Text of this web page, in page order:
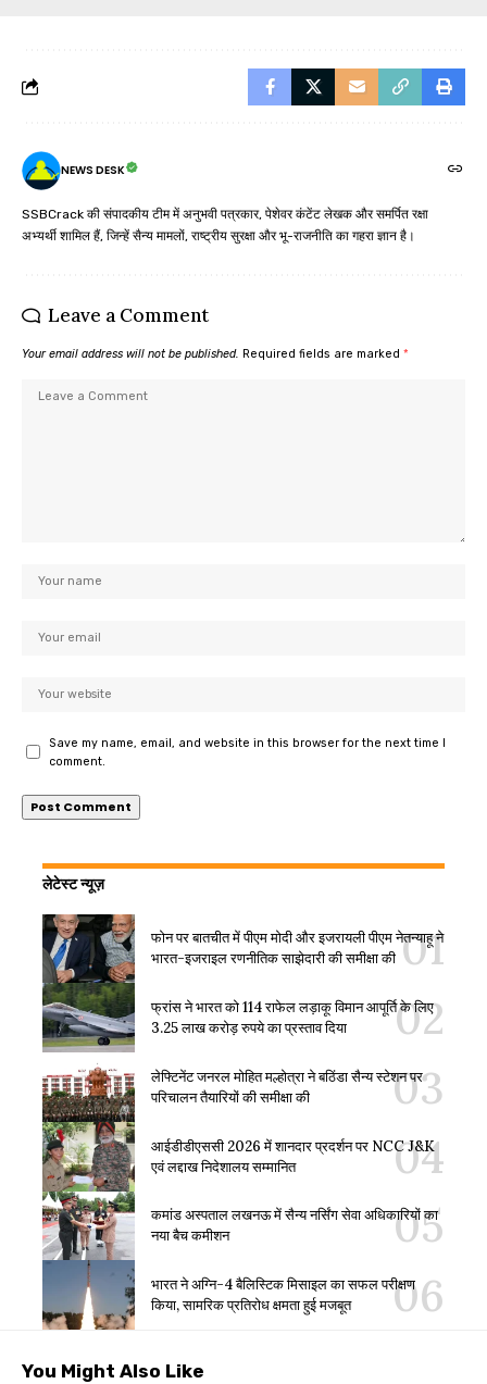
NEWS DESK
SSBCrack की संपादकीय टीम में अनुभवी पत्रकार, पेशेवर कंटेंट लेखक और समर्पित रक्षा
अभ्यर्थी शामिल हैं, जिन्हें सैन्य मामलों, राष्ट्रीय सुरक्षा और भू-राजनीति का गहरा ज्ञान है।
Leave a Comment
Your email address will not be published. Required fields are marked *
Save my name, email, and website in this browser for the next time I
comment.
लेटेस्ट न्यूज़
फोन पर बातचीत में पीएम मोदी और इजरायली पीएम नेतन्याहू ने
भारत-इजराइल रणनीतिक साझेदारी की समीक्षा की
फ्रांस ने भारत को 114 राफेल लड़ाकू विमान आपूर्ति के लिए
3.25 लाख करोड़ रुपये का प्रस्ताव दिया
लेफ्टिनेंट जनरल मोहित मल्होत्रा ने बठिंडा सैन्य स्टेशन पर
परिचालन तैयारियों की समीक्षा की
आईडीडीएससी 2026 में शानदार प्रदर्शन पर NCC J&K
एवं लद्दाख निदेशालय सम्मानित
कमांड अस्पताल लखनऊ में सैन्य नर्सिंग सेवा अधिकारियों का
नया बैच कमीशन
भारत ने अग्नि-4 बैलिस्टिक मिसाइल का सफल परीक्षण
किया, सामरिक प्रतिरोध क्षमता हुई मजबूत
You Might Also Like